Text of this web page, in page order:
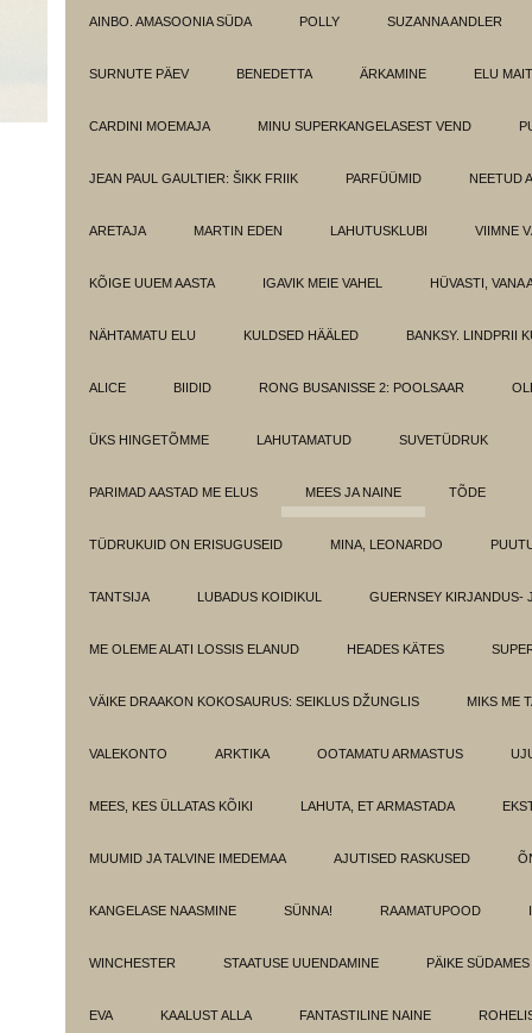
AINBO. AMASOONIA SÜDA POLLY SUZANNA ANDLER
SURNUTE PÄEV BENEDETTA ÄRKAMINE ELU
CARDINI MOEMAJA MINU SUPERKANGELASEST VEND
JEAN PAUL GAULTIER: ŠIKK FRIIK PARFÜÜMID NEETUD
ARETAJA MARTIN EDEN LAHUTUSKLUBI VIIMNE
KÕIGE UUEM AASTA IGAVIK MEIE VAHEL HÜVASTI, VANA
NÄHTAMATU ELU KULDSED HÄÄLED BANKSY. LINDPRII
ALICE BIIDID RONG BUSANISSE 2: POOLSAAR
ÜKS HINGETÕMME LAHUTAMATUD SUVETÜDRUK
PARIMAD AASTAD ME ELUS MEES JA NAINE TÕDE
TÜDRUKUID ON ERISUGUSEID MINA, LEONARDO
TANTSIJA LUBADUS KOIDIKUL GUERNSEY KIRJANDUS-
ME OLEME ALATI LOSSIS ELANUD HEADES KÄTES
VÄIKE DRAAKON KOKOSAURUS: SEIKLUS DŽUNGLIS MIKS ME
VALEKONTO ARKTIKA OOTAMATU ARMASTUS
MEES, KES ÜLLATAS KÕIKI LAHUTA, ET ARMASTADA
MUUMID JA TALVINE IMEDEMAA AJUTISED RASKUSED
KANGELASE NAASMINE SÜNNA! RAAMATUPOOD
WINCHESTER STAATUSE UUENDAMINE PÄIKE SÜDAMES
EVA KAALUST ALLA FANTASTILINE NAINE